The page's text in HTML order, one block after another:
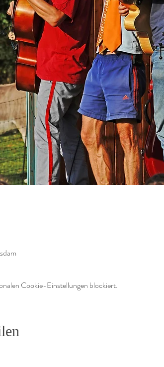
Cookie-Einstellungen blockiert.